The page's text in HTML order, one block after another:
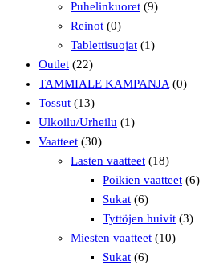
Puhelinkuoret (9)
Reinot (0)
Tablettisuojat (1)
Outlet (22)
TAMMIALE KAMPANJA (0)
Tossut (13)
Ulkoilu/Urheilu (1)
Vaatteet (30)
Lasten vaatteet (18)
Poikien vaatteet (6)
Sukat (6)
Tyttöjen huivit (3)
Miesten vaatteet (10)
Sukat (6)